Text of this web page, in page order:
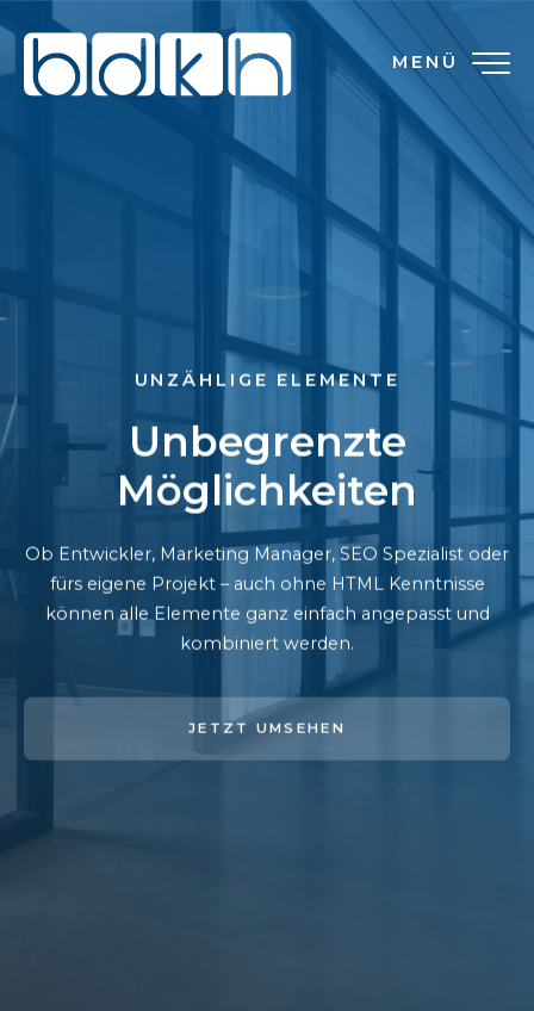
MENÜ
UNZÄHLIGE ELEMENTE
Unbegrenzte
Möglichkeiten
Ob Entwickler, Marketing Manager, SEO Spezialist oder
fürs eigene Projekt – auch ohne HTML Kenntnisse
können alle Elemente ganz einfach angepasst und
kombiniert werden.
JETZT UMSEHEN